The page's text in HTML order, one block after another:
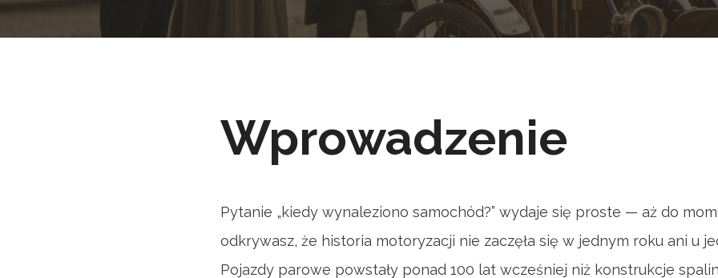
Wprowadzenie
Pytanie „kiedy wynaleziono samochód?” wydaje się proste — aż do
odkrywasz, że historia motoryzacji nie zaczęła się w jednym roku ani u
Pojazdy parowe powstały ponad 100 lat wcześniej niż konstrukcje